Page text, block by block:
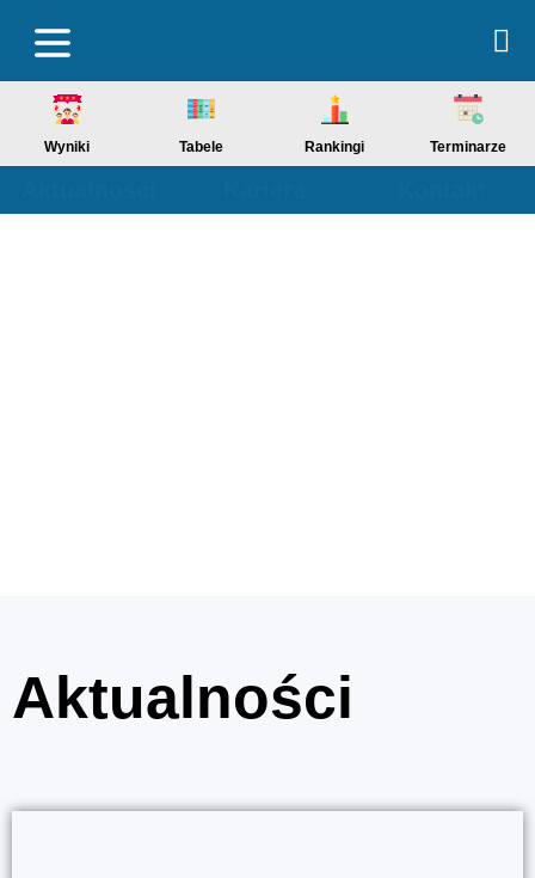
Wyniki Tabele Rankingi Terminarze
Aktualności